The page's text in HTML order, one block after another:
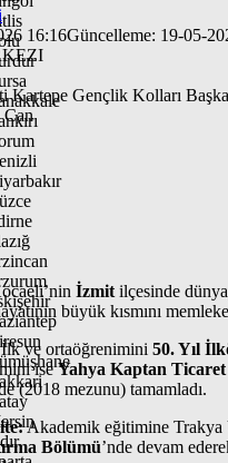
16:16Güncelleme: 19-05-
İzmit ilçesinde
büyük kısmını
ve ortaöğrenimini 50. Yıl
iseYahya Kaptan
(2018 mezunu) tamamladı.
Akademik eğitimine Trakya
Bölümü’nde devam